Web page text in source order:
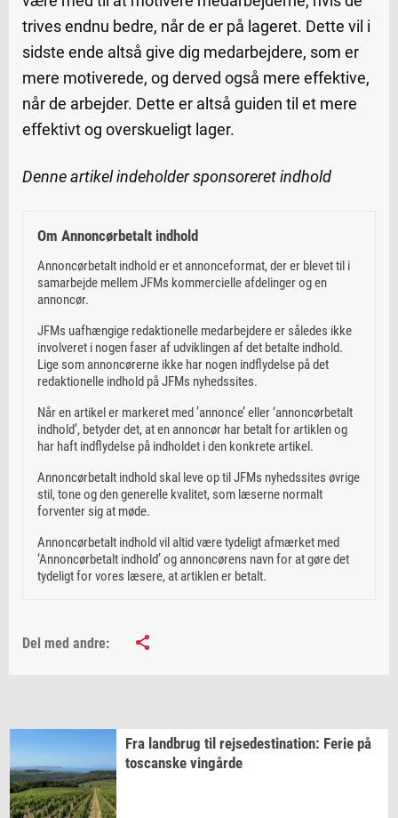
trives endnu bedre, når de er på lageret. Dette vil i
sidste ende altså give dig medarbejdere, som er
mere motiverede, og derved også mere effektive,
når de arbejder. Dette er altså guiden til et mere
effektivt og overskueligt lager.
Denne artikel indeholder sponsoreret indhold
Om Annoncørbetalt indhold
Annoncørbetalt indhold er et annonceformat, der er blevet til i
samarbejde mellem JFMs kommercielle afdelinger og en
annoncør.
JFMs uafhængige redaktionelle medarbejdere er således ikke
involveret i nogen faser af udviklingen af det betalte indhold.
Lige som annoncørerne ikke har nogen indflydelse på det
redaktionelle indhold på JFMs nyhedssites.
Når en artikel er markeret med ’annonce’ eller ‘annoncørbetalt
indhold’, betyder det, at en annoncør har betalt for artiklen og
har haft indflydelse på indholdet i den konkrete artikel.
Annoncørbetalt indhold skal leve op til JFMs nyhedssites øvrige
stil, tone og den generelle kvalitet, som læserne normalt
forventer sig at møde.
Annoncørbetalt indhold vil altid være tydeligt afmærket med
‘Annoncørbetalt indhold’ og annoncørens navn for at gøre det
tydeligt for vores læsere, at artiklen er betalt.
Del med andre:
Fra land­brug til rej­se­desti­na­tion: Ferie på
toscan­ske vin­går­de